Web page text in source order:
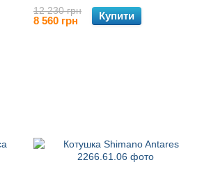
12 230 грн
8 560 грн Купити